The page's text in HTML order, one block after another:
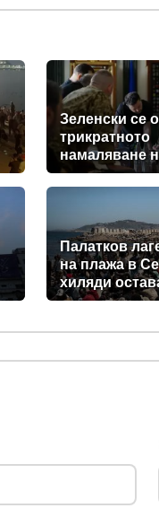
Зеленски се
трикратното
намаляване
доставките
прехващачи
Палатков
на плажа в
хиляди
испанския